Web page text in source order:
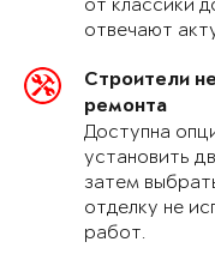
от классики
отвечают
Строители
ремонта
Доступна
установить
затем
отделку не
работ.